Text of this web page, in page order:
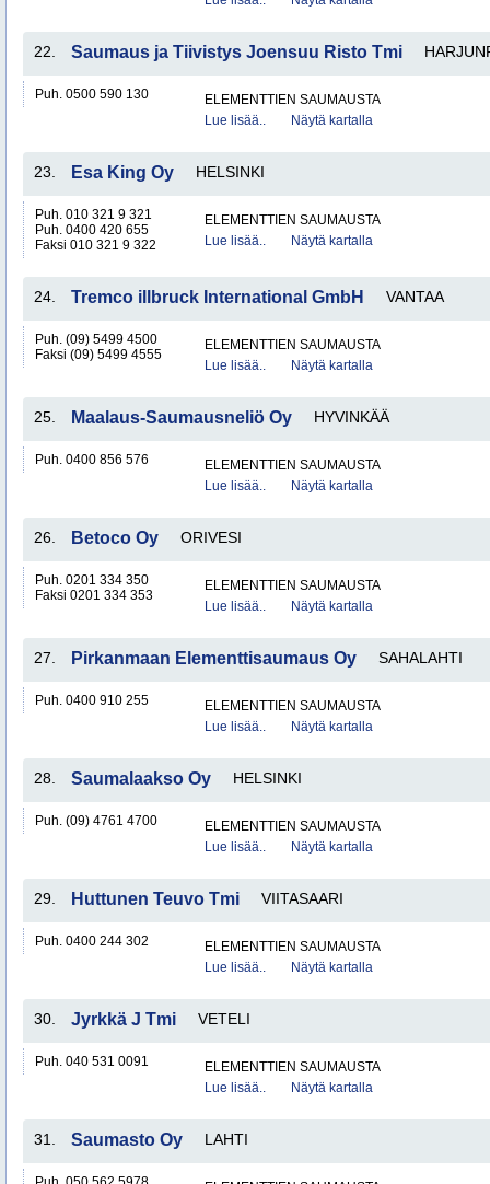
22. Saumaus ja Tiivistys Joensuu Risto Tmi
Puh. 0500 590 130
ELEMENTTIEN SAUMAUSTA
Lue lisää..
Näytä kartalla
23. Esa King Oy HELSINKI
Puh. 010 321 9 321
Puh. 0400 420 655
Faksi 010 321 9 322
ELEMENTTIEN SAUMAUSTA
Lue lisää..
Näytä kartalla
24. Tremco illbruck International GmbH VANTAA
Puh. (09) 5499 4500
Faksi (09) 5499 4555
ELEMENTTIEN SAUMAUSTA
Lue lisää..
Näytä kartalla
25. Maalaus-Saumausneliö Oy HYVINKÄÄ
Puh. 0400 856 576
ELEMENTTIEN SAUMAUSTA
Lue lisää..
Näytä kartalla
26. Betoco Oy ORIVESI
Puh. 0201 334 350
Faksi 0201 334 353
ELEMENTTIEN SAUMAUSTA
Lue lisää..
Näytä kartalla
27. Pirkanmaan Elementtisaumaus Oy SAHALAHTI
Puh. 0400 910 255
ELEMENTTIEN SAUMAUSTA
Lue lisää..
Näytä kartalla
28. Saumalaakso Oy HELSINKI
Puh. (09) 4761 4700
ELEMENTTIEN SAUMAUSTA
Lue lisää..
Näytä kartalla
29. Huttunen Teuvo Tmi VIITASAARI
Puh. 0400 244 302
ELEMENTTIEN SAUMAUSTA
Lue lisää..
Näytä kartalla
30. Jyrkkä J Tmi VETELI
Puh. 040 531 0091
ELEMENTTIEN SAUMAUSTA
Lue lisää..
Näytä kartalla
31. Saumasto Oy LAHTI